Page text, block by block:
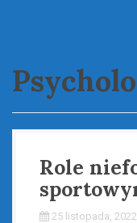
Role
25 listopada, 2022